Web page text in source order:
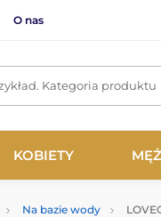
O nas
Kategoria produktu
KOBIETY
Na bazie wody